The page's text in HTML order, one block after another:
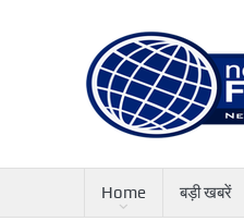
Home बड़ी खबरें